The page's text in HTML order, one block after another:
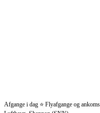
Afgange i dag ⭐ Flyafgange og